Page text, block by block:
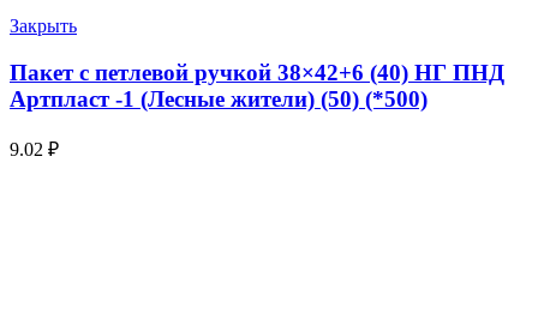
Закрыть
Пакет с петлевой ручкой 38×42+6 (40) НГ ПНД
Артпласт -1 (Лесные жители) (50) (*500)
9.02 ₽